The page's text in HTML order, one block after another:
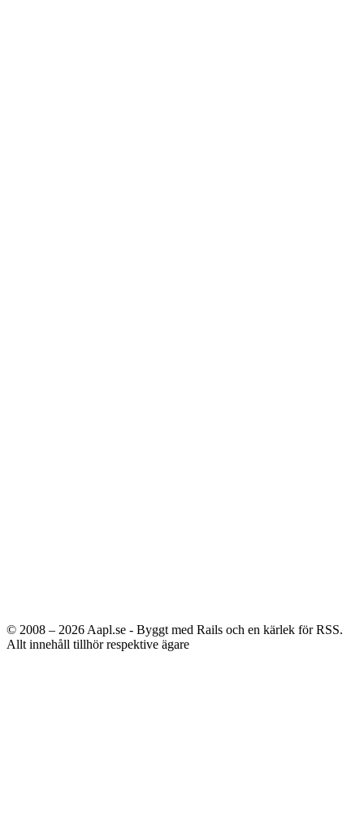
© 2008 – 2026 Aapl.se - Byggt med Rails och en kärlek för RSS.
Allt innehåll tillhör respektive ägare